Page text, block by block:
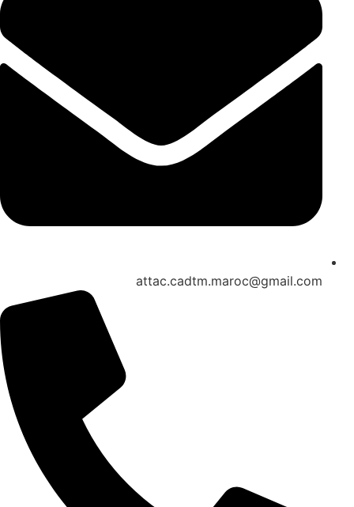
attac.cadtm.maroc@gmail.com